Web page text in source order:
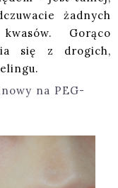
żadnych
kwasów. Gorąco
się z drogich,
na PEG-